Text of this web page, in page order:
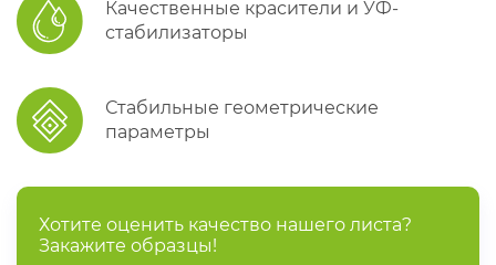
Качественные красители и УФ-
стабилизаторы
Стабильные геометрические
параметры
Хотите оценить качество нашего листа?
Закажите образцы!